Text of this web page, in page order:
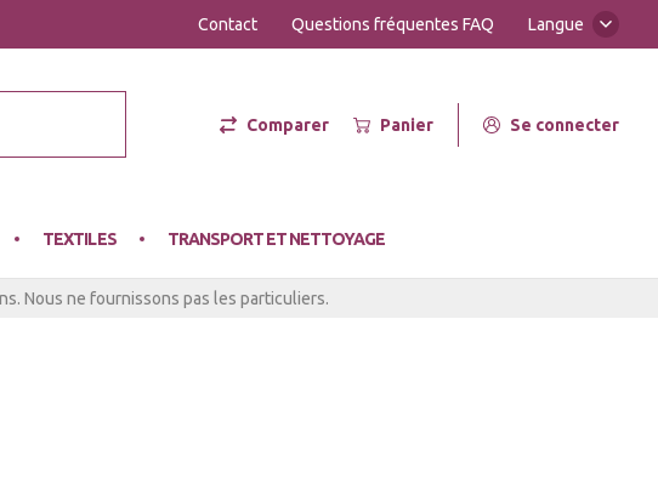
Contact Questions fréquentes FAQ Langue
Comparer Panier Se connecter
TEXTILES TRANSPORT ET NETTOYAGE
Nous ne fournissons pas les particuliers.